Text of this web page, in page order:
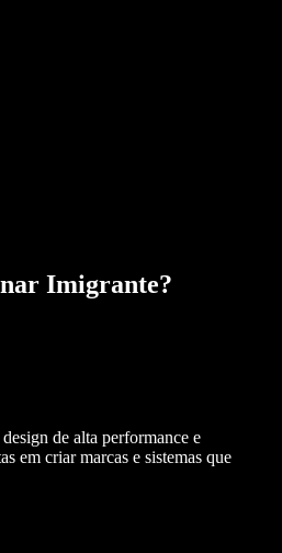
Imigrante?
de alta performance e
em criar marcas e sistemas que